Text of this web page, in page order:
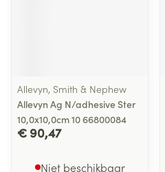
Allevyn, Smith & Nephew
Allevyn Ag N/adhesive Ster
10,0x10,0cm 10 66800084
€ 90,47
Niet beschikbaar